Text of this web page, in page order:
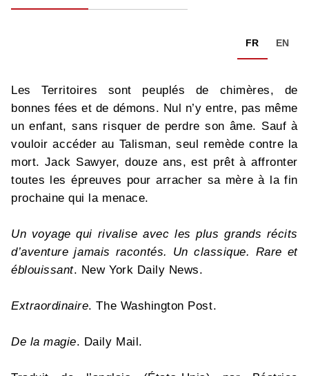
FR EN
Les Territoires sont peuplés de chimères, de
bonnes fées et de démons. Nul n’y entre, pas même
un enfant, sans risquer de perdre son âme. Sauf à
vouloir accéder au Talisman, seul remède contre la
mort. Jack Sawyer, douze ans, est prêt à affronter
toutes les épreuves pour arracher sa mère à la fin
prochaine qui la menace.
Un voyage qui rivalise avec les plus grands récits
d’aventure jamais racontés. Un classique. Rare et
éblouissant. New York Daily News.
Extraordinaire. The Washington Post.
De la magie. Daily Mail.